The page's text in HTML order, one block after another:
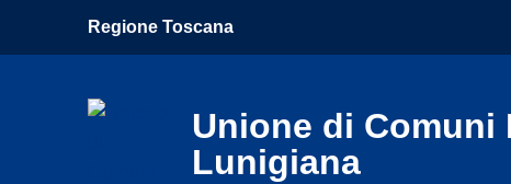
Vai al menu di navigazione
Regione Toscana
Unione di Comuni
Lunigiana